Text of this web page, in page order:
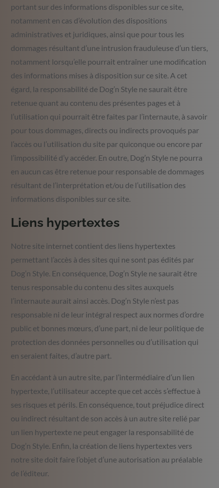
portant sur des informations disponibles sur ce site,
notamment en cas d’évolution des dispositions
administratives et juridiques, ainsi que pour tous les
dommages résultant d’une intrusion frauduleuse d’un tiers,
notamment lorsqu’elle pourrait entraîner une modification
des informations mises à disposition sur ce site. A cet
égard, la responsabilité de Dog’n Style ne saurait être
retenue quant au contenu des présentes pages et à
l’utilisation qui pourrait être faites par l’internaute, à savoir
pour tous dommages, directs ou indirects provoqués par
l’accès ou l’utilisation du site par quiconque ou encore par
l’impossibilité d’y accéder. En outre, Dog’n Style ne pourra
en aucun cas être retenue pour responsable de dommages
résultant de l’interprétation et/ou de l’utilisation des
informations disponibles sur ce site.
Liens hypertextes
Notre site internet contient des liens hypertextes
permettant l’accès à des sites qui ne sont pas édités par
Dog’n Style. En conséquence, Dog’n Style ne saurait être
tenus responsable du contenu des sites auxquels
l’internaute aurait ainsi accès. Dog’n Style n’est pas
responsable ni de leur intégral respect aux normes d’ordre
public et bonnes mœurs, d’une part, ni de leur politique de
protection des données personnelles ou d’utilisation qui
en seraient faites, d’autre part.
En accédant à un autre site, par l’intermédiaire d’un lien
hypertexte, l’utilisateur accepte que cet accès s’effectue à
ses risques et périls. En conséquence, tout préjudice direct
ou indirect résultant de son accès à un autre site relié par
un lien hypertexte ne peut engager la responsabilité de
Dog’n Style. Enfin, la création de liens hypertextes vers
notre site doit faire l’objet d’une autorisation au préalable
de l’éditeur.